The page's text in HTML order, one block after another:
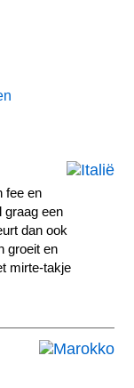
fee en
graag een
dan ook
groeit en
mirte-takje